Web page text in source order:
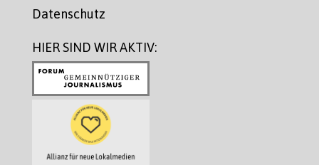
Datenschutz
HIER SIND WIR AKTIV: